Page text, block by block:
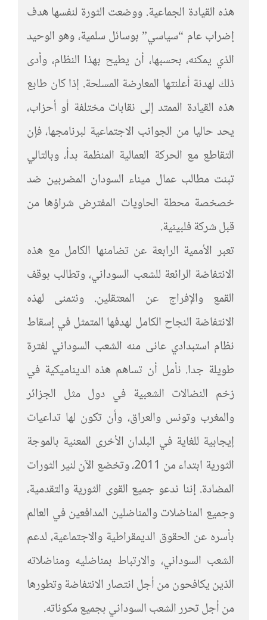
هذه القيادة الجماعية. ووضعت الثورة لنفسها هدف
إضراب عام “سياسي” بوسائل سلمية، وهو الوحيد
الذي يمكنه، بحسبها، أن يطيح بهذا النظام، وأدى
ذلك لهدنة أعلنتها المعارضة المسلحة. إذا كان طابع
هذه القيادة الممتد إلى نقابات مختلفة أو أحزاب،
يحد حاليا من الجوانب الاجتماعية لبرنامجها، فإن
التقاطع مع الحركة العمالية المنظمة بدأ، وبالتالي
تبنت مطالب عمال ميناء السودان المضربين ضد
خصخصة محطة الحاويات المفترض شراؤها من
قبل شركة فلبينية.
تعبر الأممية الرابعة عن تضامنها الكامل مع هذه
الانتفاضة الرائعة للشعب السوداني، وتطالب بوقف
القمع والإفراج عن المعتقلين. ونتمنى لهذه
الانتفاضة النجاح الكامل لهدفها المتمثل في إسقاط
نظام استبدادي عانى منه الشعب السوداني لفترة
طويلة جدا. نأمل أن تساهم هذه الديناميكية في
زخم النضالات الشعبية في دول مثل الجزائر
والمغرب وتونس والعراق، وأن تكون لها تداعيات
إيجابية للغاية في البلدان الأخرى المعنية بالموجة
الثورية ابتداء من 2011، وتخضع الآن لنير الثورات
المضادة. إننا ندعو جميع القوى الثورية والتقدمية،
وجميع المناضلات والمناضلين المدافعين في العالم
بأسره عن الحقوق الديمقراطية والاجتماعية، لدعم
الشعب السوداني، والارتباط بمناضليه ومناضلاته
الذين يكافحون من أجل انتصار الانتفاضة وتطورها
من أجل تحرر الشعب السوداني بجميع مكوناته.